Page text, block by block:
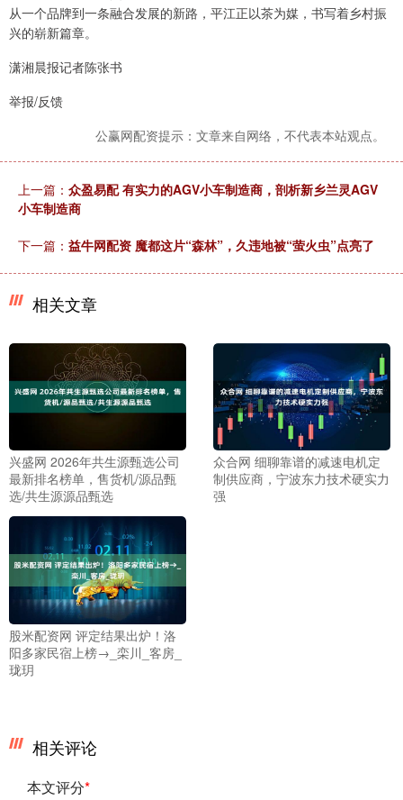
从一个品牌到一条融合发展的新路，平江正以茶为媒，书写着乡村振
兴的崭新篇章。
潇湘晨报记者陈张书
举报/反馈
公赢网配资提示：文章来自网络，不代表本站观点。
上一篇： 众盈易配 有实力的AGV小车制造商，剖析新乡兰灵AGV
小车制造商
下一篇： 益牛网配资 魔都这片“森林”，久违地被“萤火虫”点亮了
相关文章
兴盛网 2026年共生源甄选公司
最新排名榜单，售货机/源品甄
选/共生源源品甄选
众合网 细聊靠谱的减速电机定
制供应商，宁波东力技术硬实力
强
股米配资网 评定结果出炉！洛
阳多家民宿上榜→_栾川_客房_
珑玥
相关评论
本文评分*